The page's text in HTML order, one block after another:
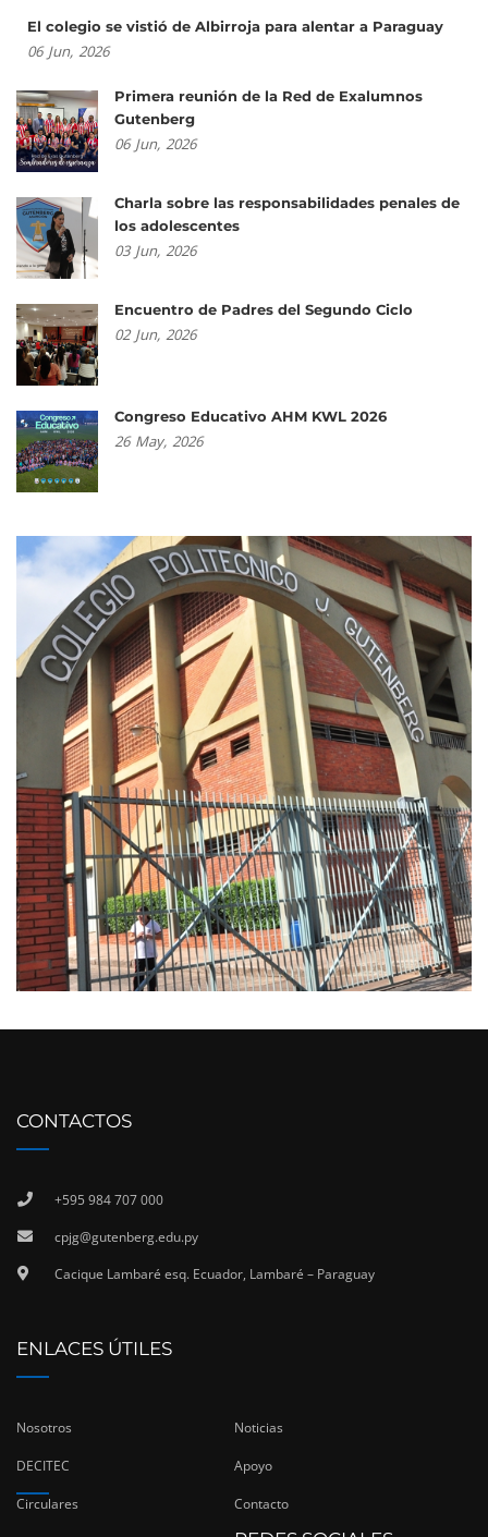
El colegio se vistió de Albirroja para alentar a Paraguay
06 Jun, 2026
Primera reunión de la Red de Exalumnos
Gutenberg
06 Jun, 2026
Charla sobre las responsabilidades penales de
los adolescentes
03 Jun, 2026
Encuentro de Padres del Segundo Ciclo
02 Jun, 2026
Congreso Educativo AHM KWL 2026
26 May, 2026
CONTACTOS
+595 984 707 000
cpjg@gutenberg.edu.py
Cacique Lambaré esq. Ecuador, Lambaré – Paraguay
ENLACES ÚTILES
Nosotros Noticias
DECITEC Apoyo
Circulares Contacto